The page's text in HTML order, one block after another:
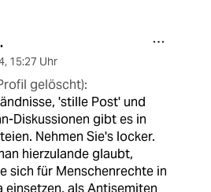
, 15:27 Uhr
gelöscht):
'stille Post' und
Diskussionen gibt es in
Nehmen Sie's locker.
hierzulande glaubt,
sich für Menschenrechte in